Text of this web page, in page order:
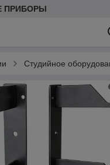
ПРИБОРЫ
Студийное